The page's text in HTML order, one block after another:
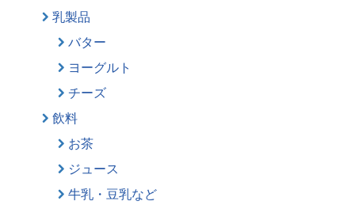
乳製品
バター
ヨーグルト
チーズ
飲料
お茶
ジュース
牛乳・豆乳など